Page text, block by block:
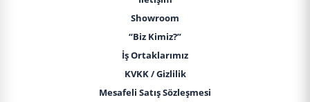
Showroom
“Biz Kimiz?”
İş Ortaklarımız
KVKK / Gizlilik
Mesafeli Satış Sözleşmesi